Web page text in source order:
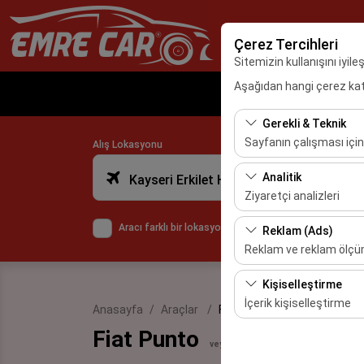
Çerez Tercihleri
Sitemizin kullanışını
Aşağıdan hangi çerez
Gerekli & Teknik
Sayfanın çalışması
Bu çerezler sitenin
bırakılamaz.
Analitik
Ziyaretçi analizleri
Bu çerezler, sitemizin
etmemizi sağlar. Bu
Reklam (Ads)
Reklam ve reklam
Bu çerezler, size ilgi
etkinliğini (gösterim
Kişiselleştirme
İçerik kişiselleştirme
deneyiminizin
Alış Lokasyonu
Kayseri Erkilet Havalimanı
Aracı farklı bir lokasyona bırakacağım
Anasayfa Araçlar Fiat Punto
Fiat Punto veya benzeri